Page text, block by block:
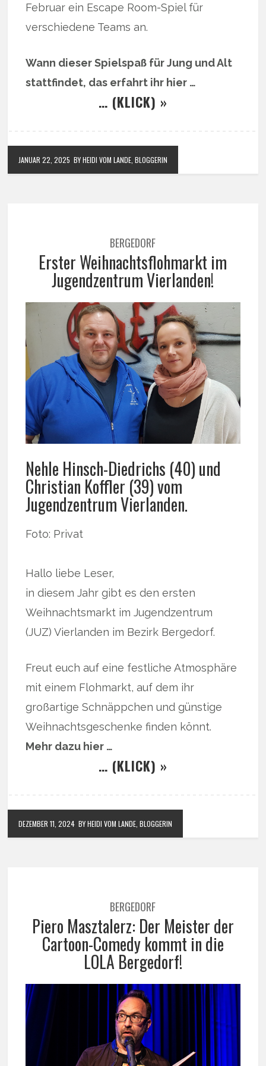
Februar ein Escape Room-Spiel für
verschiedene Teams an.
Wann dieser Spielspaß für Jung und Alt
stattfindet, das erfahrt ihr hier …
… (KLICK) »
JANUAR 22, 2025 BY HEIDI VOM LANDE, BLOGGERIN
BERGEDORF
Erster Weihnachtsflohmarkt im
Jugendzentrum Vierlanden!
Nehle Hinsch-Diedrichs (40) und
Christian Koffler (39) vom
Jugendzentrum Vierlanden.
Foto: Privat
Hallo liebe Leser,
in diesem Jahr gibt es den ersten
Weihnachtsmarkt im Jugendzentrum
(JUZ) Vierlanden im Bezirk Bergedorf.
Freut euch auf eine festliche Atmosphäre
mit einem Flohmarkt, auf dem ihr
großartige Schnäppchen und günstige
Weihnachtsgeschenke finden könnt.
Mehr dazu hier …
… (KLICK) »
DEZEMBER 11, 2024 BY HEIDI VOM LANDE, BLOGGERIN
BERGEDORF
Piero Masztalerz: Der Meister der
Cartoon-Comedy kommt in die
LOLA Bergedorf!